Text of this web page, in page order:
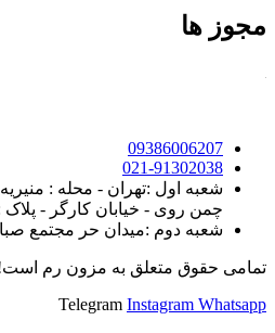
مجوز ها
09386006207
021-91302038
شعبه اول :تهران - محله :
چمن روی - خیابان کارگر - پلاک : 827 - طبقه :
شعبه دوم :میدان حر مجتمع
تمامی حقوق متعلق به مزون رم
Telegram Instagram Whatsapp